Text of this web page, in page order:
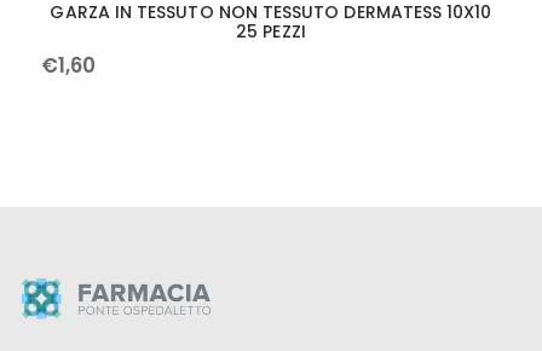
GARZA IN TESSUTO NON TESSUTO DERMATESS 10X10
25 PEZZI
€1,60